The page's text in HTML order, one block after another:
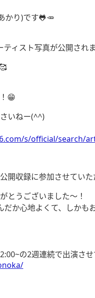
かり)です🐸🥕
ィスト写真が公開され
😁
いねー(^^)
s/official/search/
開収録に参加させてい
とうございました〜！
か心地よくて、しか
の2週連続で出演さ